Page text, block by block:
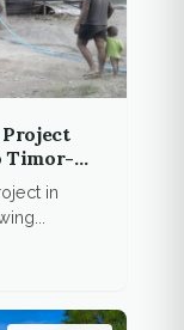
Project
Timor-
in